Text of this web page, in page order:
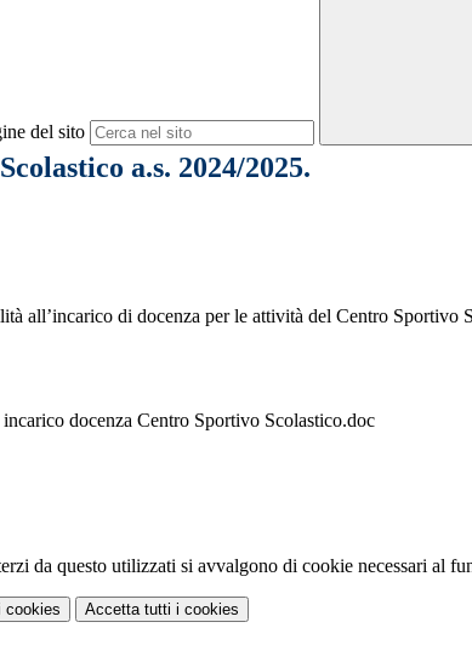
del sito
a.s. 2024/2025.
all’incarico di docenza per le attività del Centro Sportivo
docenza Centro Sportivo Scolastico.doc
da questo utilizzati si avvalgono di cookie necessari al
cookies Accetta tutti i cookies